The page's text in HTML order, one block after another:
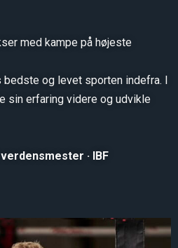
med kampe på højeste
bedste og levet sporten indefra. I
sin erfaring videre og udvikle
· IBF